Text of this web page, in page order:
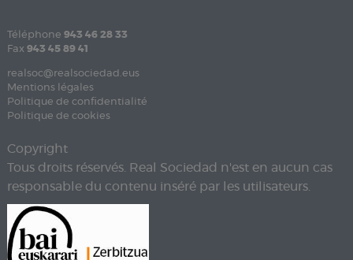
Téléphone 943 46 28 33
Fax 943 45 89 41
realsoc@realsociedad.eus
Mentions légales
Politique de confidentialité
Politique de cookies
Copyright
Tous droits réservés. Real Sociedad n'est en aucun cas
responsable du contenu inséré par les utilisateurs.